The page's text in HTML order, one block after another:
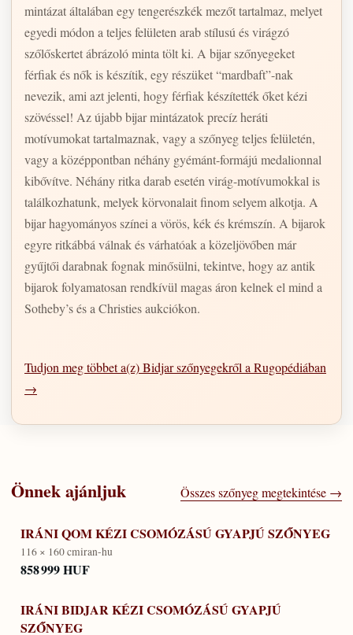
mintázat általában egy tengerészkék mezőt tartalmaz, melyet
egyedi módon a teljes felületen arab stílusú és virágzó
szőlőskertet ábrázoló minta tölt ki. A bijar szőnyegeket
férfiak és nők is készítik, egy részüket “mardbaft”-nak
nevezik, ami azt jelenti, hogy férfiak készítették őket kézi
szövéssel! Az újabb bijar mintázatok precíz heráti
motívumokat tartalmaznak, vagy a szőnyeg teljes felületén,
vagy a középpontban néhány gyémánt-formájú medalionnal
kibővítve. Néhány ritka darab esetén virág-motívumokkal is
találkozhatunk, melyek körvonalait finom selyem alkotja. A
bijar hagyományos színei a vörös, kék és krémszín. A bijarok
egyre ritkábbá válnak és várhatóak a közeljövőben már
gyűjtői darabnak fognak minősülni, tekintve, hogy az antik
bijarok folyamatosan rendkívül magas áron kelnek el mind a
Sotheby’s és a Christies aukciókon.
Tudjon meg többet a(z) Bidjar szőnyegekről a Rugopédiában
→
Önnek ajánljuk Összes szőnyeg megtekintése →
IRÁNI QOM KÉZI CSOMÓZÁSÚ GYAPJÚ SZŐNYEG
116 × 160 cmiran-hu
858 999 HUF
IRÁNI BIDJAR KÉZI CSOMÓZÁSÚ GYAPJÚ
SZŐNYEG